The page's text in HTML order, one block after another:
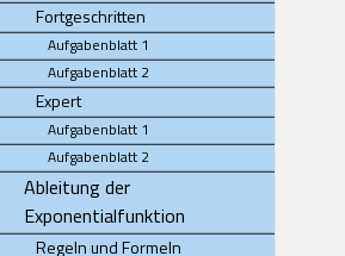
Fortgeschritten
Aufgabenblatt 1
Aufgabenblatt 2
Expert
Aufgabenblatt 1
Aufgabenblatt 2
Ableitung der
Exponentialfunktion
Regeln und Formeln